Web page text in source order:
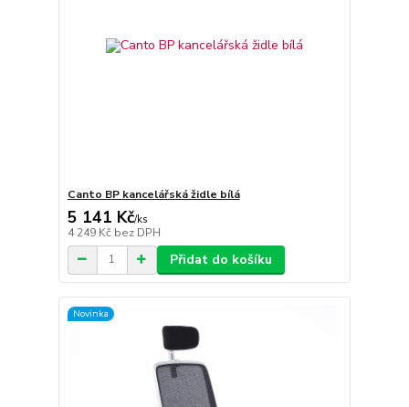
Canto BP kancelářská židle bílá
5 141 Kč/ks
4 249 Kč bez DPH
Přidat do košíku
Novinka